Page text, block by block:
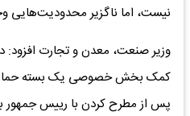
نیست، اما ناگزیر محدودیت‌هایی
وزیر صنعت، معدن و تجارت افزود:
کمک بخش خصوصی یک بسته
پس از مطرح کردن با رییس جمهور